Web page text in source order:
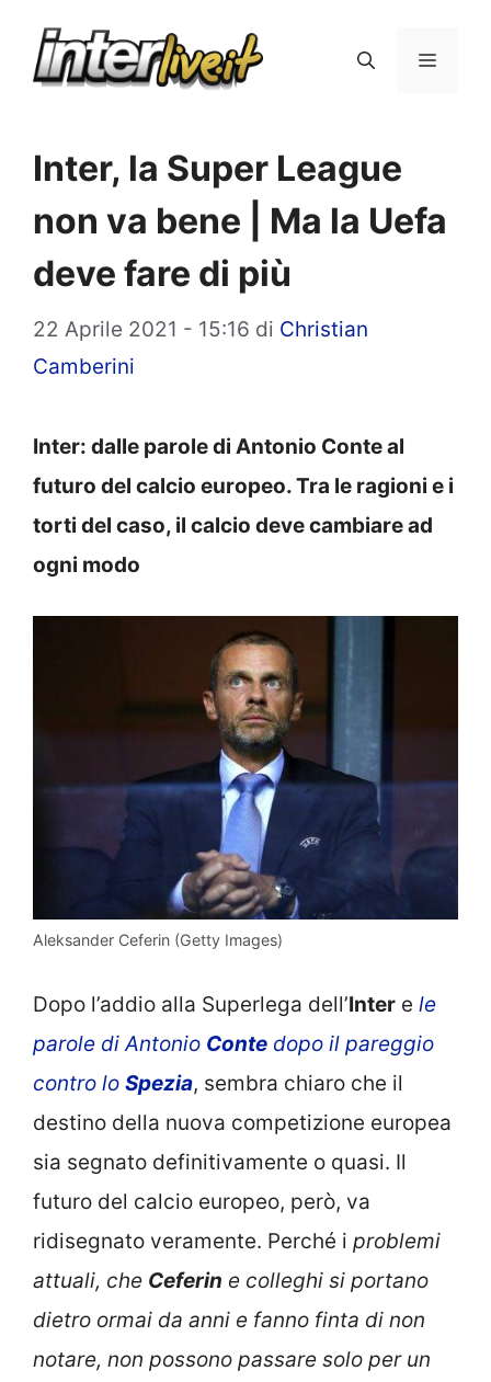
Menu
Inter, la Super League
non va bene | Ma la Uefa
deve fare di più
22 Aprile 2021 - 15:16 di Christian
Camberini
Inter: dalle parole di Antonio Conte al
futuro del calcio europeo. Tra le ragioni e i
torti del caso, il calcio deve cambiare ad
ogni modo
Aleksander Ceferin (Getty Images)
Dopo l’addio alla Superlega dell’Inter e le
parole di Antonio Conte dopo il pareggio
contro lo Spezia, sembra chiaro che il
destino della nuova competizione europea
sia segnato definitivamente o quasi. Il
futuro del calcio europeo, però, va
ridisegnato veramente. Perché i problemi
attuali, che Ceferin e colleghi si portano
dietro ormai da anni e fanno finta di non
notare, non possono passare solo per un